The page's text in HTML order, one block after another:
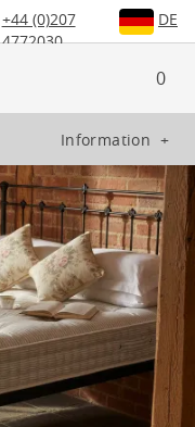
+44 (0)207
4772030
DE
0
Information +